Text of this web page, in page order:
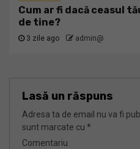
Cum ar fi dacă ceasul
de tine?
3 zile ago admin@
Lasă un răspuns
Adresa ta de email nu va fi
sunt marcate cu *
Comentariu